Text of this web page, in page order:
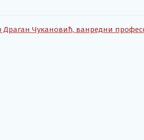
Драган Чукановић, ванредни